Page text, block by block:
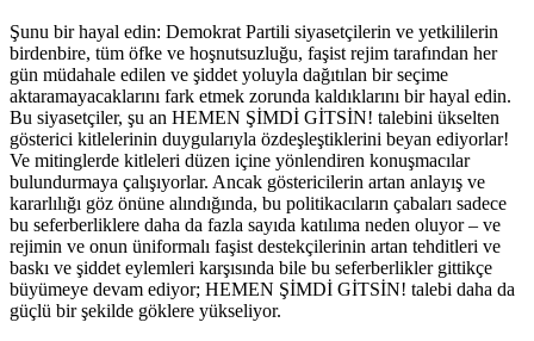
Şunu bir hayal edin: Demokrat Partili siyasetçilerin ve yetkililerin
birdenbire, tüm öfke ve hoşnutsuzluğu, faşist rejim tarafından her
gün müdahale edilen ve şiddet yoluyla dağıtılan bir seçime
aktaramayacaklarını fark etmek zorunda kaldıklarını bir hayal edin.
Bu siyasetçiler, şu an HEMEN ŞİMDİ GİTSİN! talebini ükselten
gösterici kitlelerinin duygularıyla özdeşleştiklerini beyan ediyorlar!
Ve mitinglerde kitleleri düzen içine yönlendiren konuşmacılar
bulundurmaya çalışıyorlar. Ancak göstericilerin artan anlayış ve
kararlılığı göz önüne alındığında, bu politikacıların çabaları sadece
bu seferberliklere daha da fazla sayıda katılıma neden oluyor – ve
rejimin ve onun üniformalı faşist destekçilerinin artan tehditleri ve
baskı ve şiddet eylemleri karşısında bile bu seferberlikler gittikçe
büyümeye devam ediyor; HEMEN ŞİMDİ GİTSİN! talebi daha da
güçlü bir şekilde göklere yükseliyor.